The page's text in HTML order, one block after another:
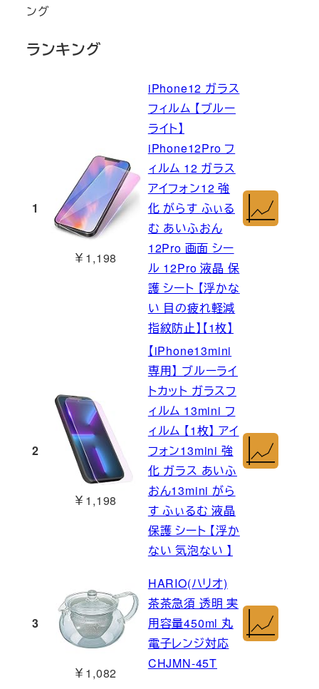
ング
ランキング
1
￥1,198
iPhone12 ガラス
フィルム 【ブルー
ライト】
iPhone12Pro フ
ィルム 12 ガラス
アイフォン12 強
化 がらす ふぃる
む あいふおん
12Pro 画面 シー
ル 12Pro 液晶 保
護 シート 【浮かな
い 目の疲れ軽減
指紋防止】【1枚】
2
￥1,198
【iPhone13mini
専用】 ブルーライ
トカット ガラスフ
ィルム 13mini フ
ィルム 【1枚】 アイ
フォン13mini 強
化 ガラス あいふ
おん13mini がら
す ふぃるむ 液晶
保護 シート 【浮か
ない 気泡ない 】
3
￥1,082
HARIO(ハリオ)
茶茶急須 透明 実
用容量450ml 丸
電子レンジ対応
CHJMN-45T